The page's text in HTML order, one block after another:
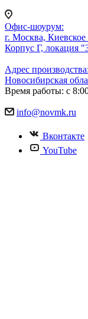
Офис-шоурум:
г. Москва,
Корпус Г, локация
Адрес производства:
Новосибирская
Время работы: с
info@novmk.ru
Вконтакте
YouTube